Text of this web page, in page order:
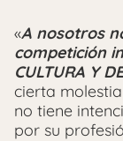
«A nosotros
competición
CULTURA Y
cierta molestia
no tiene
por su